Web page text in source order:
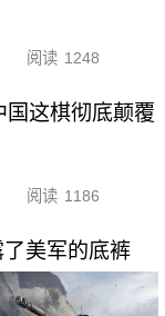
阅读 1248
国这棋彻底颠覆
阅读 1186
美军的底裤